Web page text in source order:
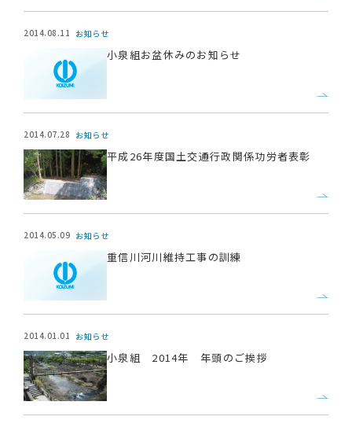
2014.08.11 お知らせ
小泉組お盆休みのお知らせ
2014.07.28 お知らせ
平成26年度国土交通行政関係功労者表彰
2014.05.09 お知らせ
重信川河川維持工事の訓練
2014.01.01 お知らせ
小泉組 2014年 年頭のご挨拶